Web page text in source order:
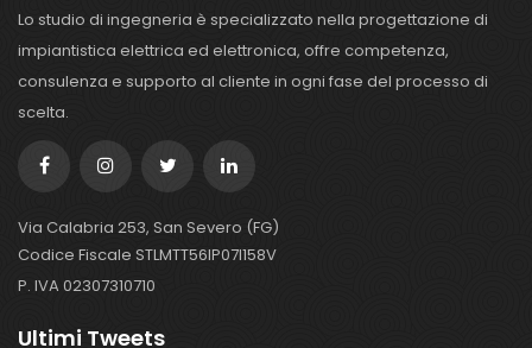
Lo studio di ingegneria è specializzato nella progettazione di
impiantistica elettrica ed elettronica, offre competenza,
consulenza e supporto al cliente in ogni fase del processo di
scelta.
Via Calabria 253, San Severo (FG)
Codice Fiscale STLMTT56IP07I158V
P. IVA 02307310710
Ultimi Tweets